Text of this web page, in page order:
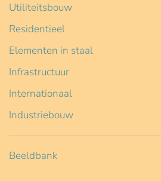
Utiliteitsbouw
Residentieel
Elementen in staal
Infrastructuur
Internationaal
Industriebouw
Beeldbank